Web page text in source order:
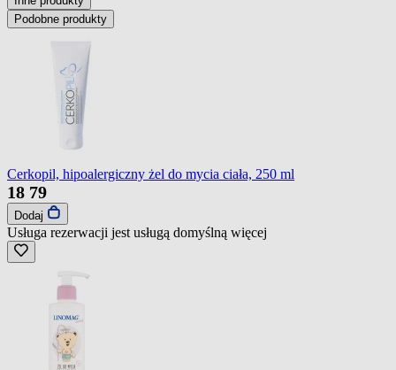
Podobne produkty
Cerkopil, hipoalergiczny żel do mycia ciała, 250 ml
18 79
Dodaj
Usługa rezerwacji jest usługą domyślną więcej